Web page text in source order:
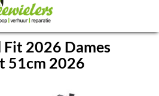
Fit 2026 Dames
51cm 2026